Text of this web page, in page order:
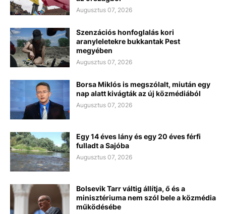
Augusztus 07, 2026
Szenzációs honfoglalás kori
aranyleletekre bukkantak Pest
megyében
Augusztus 07, 2026
Borsa Miklós is megszólalt, miután egy
nap alatt kivágták az új közmédiából
Augusztus 07, 2026
Egy 14 éves lány és egy 20 éves férfi
fulladt a Sajóba
Augusztus 07, 2026
Bolsevik Tarr váltig állítja, ő és a
minisztériuma nem szól bele a közmédia
működésébe